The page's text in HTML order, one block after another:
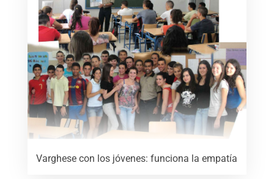
Varghese con los jóvenes: funciona la empatía